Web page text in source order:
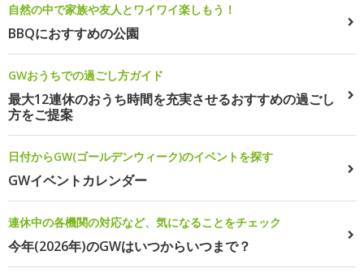
自然の中で家族や友人とワイワイ楽しもう！
BBQにおすすめの公園
GWおうちでの過ごし方ガイド
最大12連休のおうち時間を充実させるおすすめの過ごし
方をご提案
日付からGW(ゴールデンウィーク)のイベントを探す
GWイベントカレンダー
連休中の各機関の対応など、気になることをチェック
今年(2026年)のGWはいつからいつまで？